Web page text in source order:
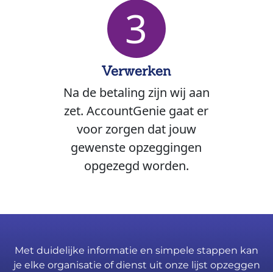
3
Verwerken
Na de betaling zijn wij aan
zet. AccountGenie gaat er
voor zorgen dat jouw
gewenste opzeggingen
opgezegd worden.
Met duidelijke informatie en simpele stappen kan
je elke organisatie of dienst uit onze lijst opzeggen